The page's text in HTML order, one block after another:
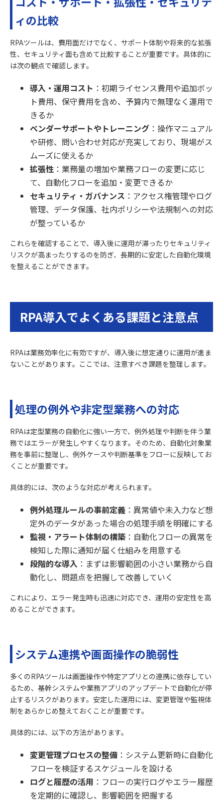
ィの比較
RPAツールは、費用面だけでなく、サポート体制や将来的な拡張
性、セキュリティ面も含めて比較することが重要です。具体的に
は次の観点で確認します。
導入・運用コスト ：初期ライセンス費用や追加ボッ
ト費用、保守費用を含め、予算内で無理なく運用で
きるか
ベンダーサポートやトレーニング ：操作マニュアル
や研修、問い合わせ対応が充実しており、現場がス
ムーズに使えるか
拡張性 ：業務量の増加や業務フローの変更に応じ
て、自動化フローを追加・変更できるか
セキュリティ・ガバナンス ：アクセス権管理やログ
管理、データ保護、社内ポリシーや法規制への対応
が整っているか
これらを確認することで、導入後に運用が滞ったりセキュリティ
リスクが高まったりするのを防ぎ、長期的に安定した自動化環境
を整えることができます。
RPA導入でよくある課題と注意点
RPAは業務効率化に有効ですが、導入後に想定通りに運用が進ま
ないことがあります。ここでは、注意すべき課題を整理します。
処理の例外や非定型業務への対応
RPAは定型業務の自動化に強い一方で、例外処理や判断を伴う業
務ではエラーが発生しやすくなります。そのため、自動化対象業
務を事前に整理し、例外ケースや判断基準をフローに反映してお
くことが重要です。
具体的には、次のような対応が考えられます。
例外処理ルールの事前定義 ：異常値や未入力など想
定外のデータがあった場合の処理手順を明確にする
監視・アラート体制の構築 ：自動化フローの異常を
検知した際に通知が届く仕組みを用意する
段階的な導入 ：まずは影響範囲の小さい業務から自
動化し、問題点を把握して改善していく
これにより、エラー発生時も迅速に対応でき、運用の安定性を高
めることができます。
システム連携や画面操作の脆弱性
多くのRPAツールは画面操作や特定アプリとの連携に依存してい
るため、基幹システムや業務アプリのアップデートで自動化が停
止するリスクがあります。安定した運用には、変更管理や監視体
制をあらかじめ整えておくことが重要です。
具体的には、以下の方法があります。
変更管理プロセスの整備 ：システム更新時に自動化
フローを検証するスケジュールを設ける
ログと履歴の活用 ：フローの実行ログやエラー履歴
を定期的に確認し、影響範囲を把握する